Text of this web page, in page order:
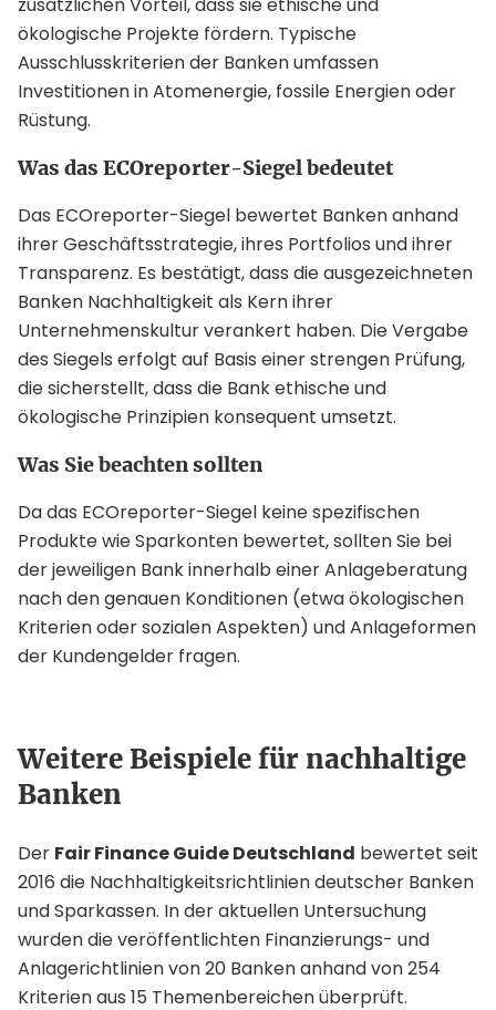
ökologische Projekte fördern. Typische
Ausschlusskriterien der Banken umfassen
Investitionen in Atomenergie, fossile Energien oder
Rüstung.
Was das ECOreporter-Siegel bedeutet
Das ECOreporter-Siegel bewertet Banken anhand
ihrer Geschäftsstrategie, ihres Portfolios und ihrer
Transparenz. Es bestätigt, dass die ausgezeichneten
Banken Nachhaltigkeit als Kern ihrer
Unternehmenskultur verankert haben. Die Vergabe
des Siegels erfolgt auf Basis einer strengen Prüfung,
die sicherstellt, dass die Bank ethische und
ökologische Prinzipien konsequent umsetzt.
Was Sie beachten sollten
Da das ECOreporter-Siegel keine spezifischen
Produkte wie Sparkonten bewertet, sollten Sie bei
der jeweiligen Bank innerhalb einer Anlageberatung
nach den genauen Konditionen (etwa ökologischen
Kriterien oder sozialen Aspekten) und Anlageformen
der Kundengelder fragen.
Weitere Beispiele für nachhaltige
Banken
Der Fair Finance Guide Deutschland bewertet seit
2016 die Nachhaltigkeitsrichtlinien deutscher Banken
und Sparkassen. In der aktuellen Untersuchung
wurden die veröffentlichten Finanzierungs- und
Anlagerichtlinien von 20 Banken anhand von 254
Kriterien aus 15 Themenbereichen überprüft.